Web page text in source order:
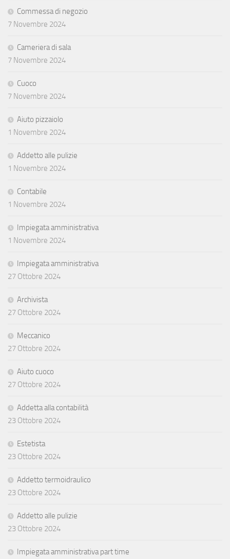
Commessa di negozio
7 Novembre 2024
Cameriera di sala
7 Novembre 2024
Cuoco
7 Novembre 2024
Aiuto pizzaiolo
1 Novembre 2024
Addetto alle pulizie
1 Novembre 2024
Contabile
1 Novembre 2024
Impiegata amministrativa
1 Novembre 2024
Impiegata amministrativa
27 Ottobre 2024
Archivista
27 Ottobre 2024
Meccanico
27 Ottobre 2024
Aiuto cuoco
27 Ottobre 2024
Addetta alla contabilità
23 Ottobre 2024
Estetista
23 Ottobre 2024
Addetto termoidraulico
23 Ottobre 2024
Addetto alle pulizie
23 Ottobre 2024
Impiegata amministrativa part time